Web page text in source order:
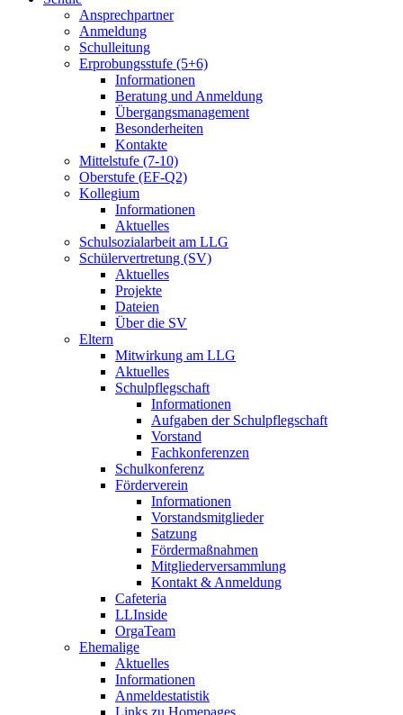
Ansprechpartner
Anmeldung
Schulleitung
Erprobungsstufe (5+6)
Informationen
Beratung und Anmeldung
Übergangsmanagement
Besonderheiten
Kontakte
Mittelstufe (7-10)
Oberstufe (EF-Q2)
Kollegium
Informationen
Aktuelles
Schulsozialarbeit am LLG
Schülervertretung (SV)
Aktuelles
Projekte
Dateien
Über die SV
Eltern
Mitwirkung am LLG
Aktuelles
Schulpflegschaft
Informationen
Aufgaben der Schulpflegschaft
Vorstand
Fachkonferenzen
Schulkonferenz
Förderverein
Informationen
Vorstandsmitglieder
Satzung
Fördermaßnahmen
Mitgliederversammlung
Kontakt & Anmeldung
Cafeteria
LLInside
OrgaTeam
Ehemalige
Aktuelles
Informationen
Anmeldestatistik
Links zu Homepages